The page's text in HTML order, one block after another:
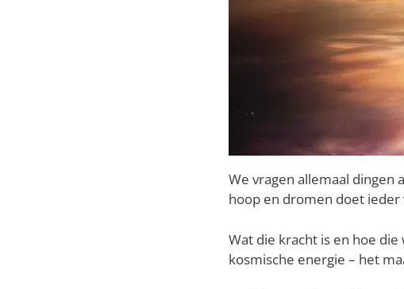
We vragen allemaal dingen
hoop en dromen doet
Wat die kracht is en hoe
kosmische energie – het